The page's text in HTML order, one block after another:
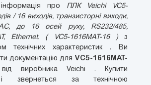
про ПЛК Veichi VC5-
/ 16 виходів, транзисторні виходи,
до 16 осей руху, RS232/485,
Ethernet. ( VC5-1616MAT-16 )з
технічних характеристик . Ви
документацію для VC5-1616MAT-
виробника Veichi . Купити
за технічною